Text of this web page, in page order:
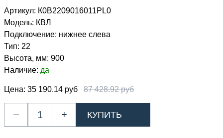
Артикул: К0В2209016011PL0
Модель: КВЛ
Подключение: нижнее слева
Тип: 22
Высота, мм: 900
Наличие: да
Цена: 35 190.14 руб 87 428.92 руб
– +